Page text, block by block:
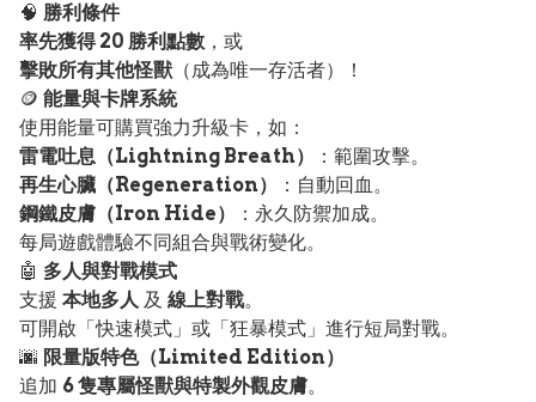
🧠 勝利條件
率先獲得 20 勝利點數 ，或
擊敗所有其他怪獸 （成為唯一存活者）！
🪙 能量與卡牌系統
使用能量可購買強力升級卡，如：
雷電吐息（Lightning Breath）
：範圍攻擊。
再生心臟（Regeneration）
：自動回血。
鋼鐵皮膚（Iron Hide）
：永久防禦加成。
每局遊戲體驗不同組合與戰術變化。
🤖 多人與對戰模式
支援 本地多人 及 線上對戰。
可開啟「快速模式」或「狂暴模式」進行短局對戰。
🌆 限量版特色（Limited Edition）
追加 6 隻專屬怪獸與特製外觀皮膚。